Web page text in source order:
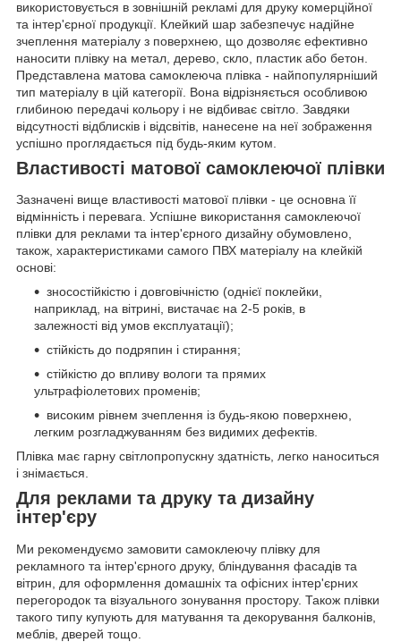
використовується в зовнішній рекламі для друку комерційної
та інтер'єрної продукції. Клейкий шар забезпечує надійне
зчеплення матеріалу з поверхнею, що дозволяє ефективно
наносити плівку на метал, дерево, скло, пластик або бетон.
Представлена матова самоклеюча плівка - найпопулярніший
тип матеріалу в цій категорії. Вона відрізняється особливою
глибиною передачі кольору і не відбиває світло. Завдяки
відсутності відблисків і відсвітів, нанесене на неї зображення
успішно проглядається під будь-яким кутом.
Властивості матової самоклеючої плівки
Зазначені вище властивості матової плівки - це основна її
відмінність і перевага. Успішне використання самоклеючої
плівки для реклами та інтер'єрного дизайну обумовлено,
також, характеристиками самого ПВХ матеріалу на клейкій
основі:
зносостійкістю і довговічністю (однієї поклейки,
наприклад, на вітрині, вистачає на 2-5 років, в
залежності від умов експлуатації);
стійкість до подряпин і стирання;
стійкістю до впливу вологи та прямих
ультрафіолетових променів;
високим рівнем зчеплення із будь-якою поверхнею,
легким розгладжуванням без видимих дефектів.
Плівка має гарну світлопропускну здатність, легко наноситься
і знімається.
Для реклами та друку та дизайну
інтер'єру
Ми рекомендуємо замовити самоклеючу плівку для
рекламного та інтер'єрного друку, бліндування фасадів та
вітрин, для оформлення домашніх та офісних інтер'єрних
перегородок та візуального зонування простору. Також плівки
такого типу купують для матування та декорування балконів,
меблів, дверей тощо.